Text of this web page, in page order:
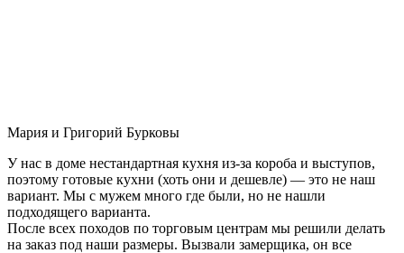
Мария и Григорий Бурковы
У нас в доме нестандартная кухня из-за короба и выступов,
поэтому готовые кухни (хоть они и дешевле) — это не наш
вариант. Мы с мужем много где были, но не нашли
подходящего варианта.
После всех походов по торговым центрам мы решили делать
на заказ под наши размеры. Вызвали замерщика, он все